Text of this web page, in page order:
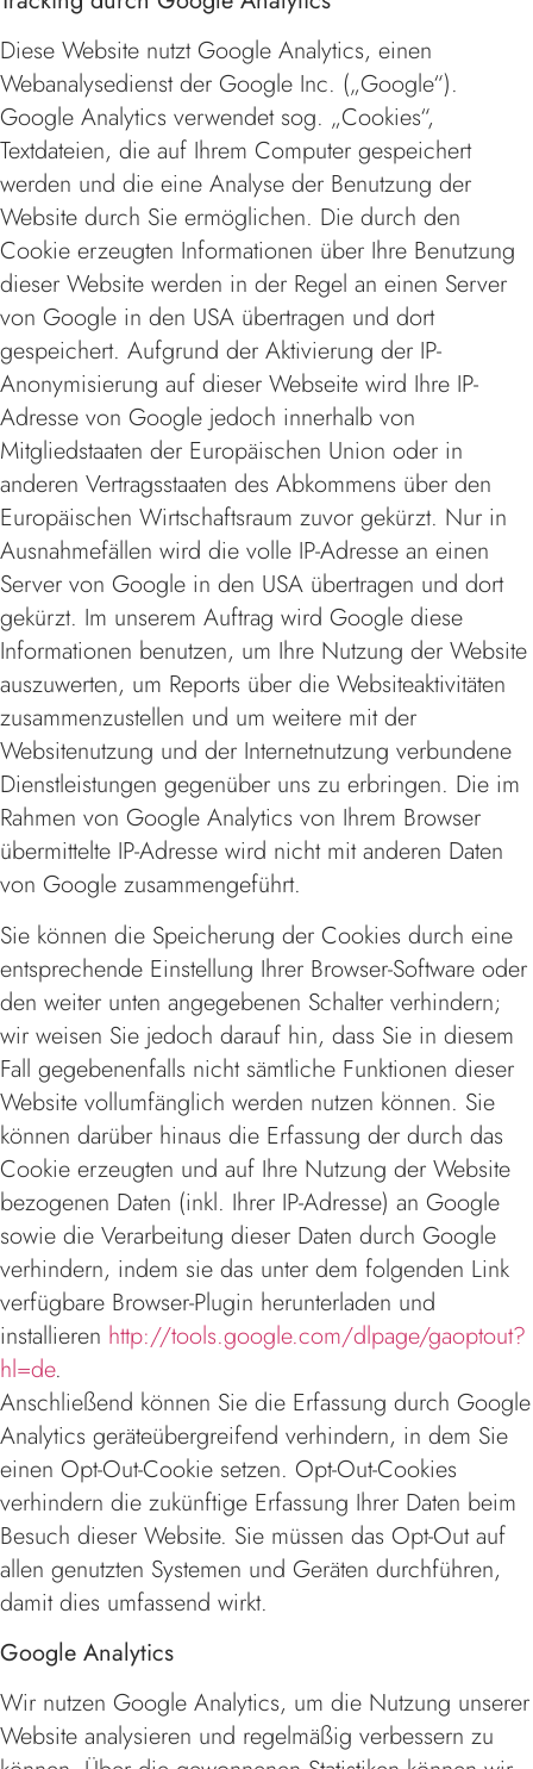
Diese Website nutzt Google Analytics, einen
Webanalysedienst der Google Inc. („Google“).
Google Analytics verwendet sog. „Cookies“,
Textdateien, die auf Ihrem Computer gespeichert
werden und die eine Analyse der Benutzung der
Website durch Sie ermöglichen. Die durch den
Cookie erzeugten Informationen über Ihre Benutzung
dieser Website werden in der Regel an einen Server
von Google in den USA übertragen und dort
gespeichert. Aufgrund der Aktivierung der IP-
Anonymisierung auf dieser Webseite wird Ihre IP-
Adresse von Google jedoch innerhalb von
Mitgliedstaaten der Europäischen Union oder in
anderen Vertragsstaaten des Abkommens über den
Europäischen Wirtschaftsraum zuvor gekürzt. Nur in
Ausnahmefällen wird die volle IP-Adresse an einen
Server von Google in den USA übertragen und dort
gekürzt. Im unserem Auftrag wird Google diese
Informationen benutzen, um Ihre Nutzung der Website
auszuwerten, um Reports über die Websiteaktivitäten
zusammenzustellen und um weitere mit der
Websitenutzung und der Internetnutzung verbundene
Dienstleistungen gegenüber uns zu erbringen. Die im
Rahmen von Google Analytics von Ihrem Browser
übermittelte IP-Adresse wird nicht mit anderen Daten
von Google zusammengeführt.
Sie können die Speicherung der Cookies durch eine
entsprechende Einstellung Ihrer Browser-Software oder
den weiter unten angegebenen Schalter verhindern;
wir weisen Sie jedoch darauf hin, dass Sie in diesem
Fall gegebenenfalls nicht sämtliche Funktionen dieser
Website vollumfänglich werden nutzen können. Sie
können darüber hinaus die Erfassung der durch das
Cookie erzeugten und auf Ihre Nutzung der Website
bezogenen Daten (inkl. Ihrer IP-Adresse) an Google
sowie die Verarbeitung dieser Daten durch Google
verhindern, indem sie das unter dem folgenden Link
verfügbare Browser-Plugin herunterladen und
installieren http://tools.google.com/dlpage/gaoptout?
hl=de.
Anschließend können Sie die Erfassung durch Google
Analytics geräteübergreifend verhindern, in dem Sie
einen Opt-Out-Cookie setzen. Opt-Out-Cookies
verhindern die zukünftige Erfassung Ihrer Daten beim
Besuch dieser Website. Sie müssen das Opt-Out auf
allen genutzten Systemen und Geräten durchführen,
damit dies umfassend wirkt.
Google Analytics
Wir nutzen Google Analytics, um die Nutzung unserer
Website analysieren und regelmäßig verbessern zu